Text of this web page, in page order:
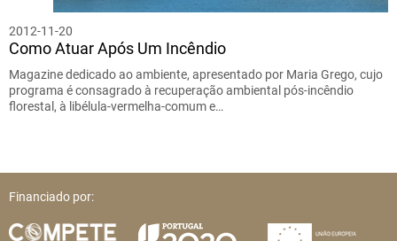
2012-11-20
Como Atuar Após Um Incêndio
Magazine dedicado ao ambiente, apresentado por Maria Grego, cujo
programa é consagrado à recuperação ambiental pós-incêndio
florestal, à libélula-vermelha-comum e…
Financiado por: